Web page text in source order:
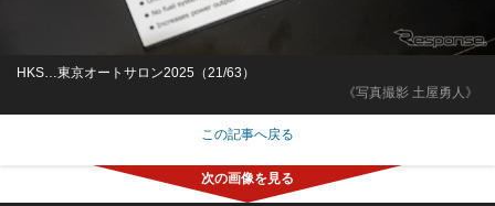
《写真撮影 土屋勇人》
HKS…東京オートサロン2025（21/63）
この記事へ戻る